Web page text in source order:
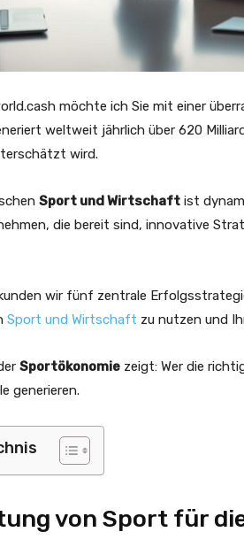
möchte ich Sie mit einer
weltweit jährlich über 620
wird.
Sport und Wirtschaft ist
die bereit sind, innovative
wir fünf zentrale
Sport und Wirtschaft zu nutzen und
Sportökonomie zeigt: Wer die
generieren.
von Sport für